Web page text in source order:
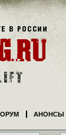
АНОНСЫ